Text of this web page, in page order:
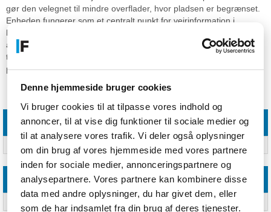
Denne hjemmeside bruger cookies
Vi bruger cookies til at tilpasse vores indhold og
annoncer, til at vise dig funktioner til sociale medier og
til at analysere vores trafik. Vi deler også oplysninger
om din brug af vores hjemmeside med vores partnere
inden for sociale medier, annonceringspartnere og
analysepartnere. Vores partnere kan kombinere disse
data med andre oplysninger, du har givet dem, eller
som de har indsamlet fra din brug af deres tjenester.
gør den velegnet til mindre overflader, hvor pladsen er begrænset.
Enheden fungerer som et centralt punkt for vejrinformation i
hjemmet. Den er let at integrere i eksisterende indretning på grund
af sit diskrete udtryk. Produktet leveres som en komplet enhed klar
til opsætning. Kompatibiliteten med hjemmemiljøer gør den til et
praktisk værktøj for alle.
Vægt & størrelser
Andre funktioner